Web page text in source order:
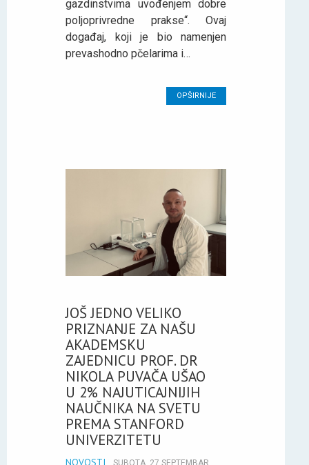
gazdinstvima uvođenjem dobre
poljoprivredne prakse“. Ovaj
događaj, koji je bio namenjen
prevashodno pčelarima i…
OPŠIRNIJE
JOŠ JEDNO VELIKO
PRIZNANJE ZA NAŠU
AKADEMSKU
ZAJEDNICU PROF. DR
NIKOLA PUVAČA UŠAO
U 2% NAJUTICAJNIJIH
NAUČNIKA NA SVETU
PREMA STANFORD
UNIVERZITETU
NOVOSTI
SUBOTA, 27 SEPTEMBAR